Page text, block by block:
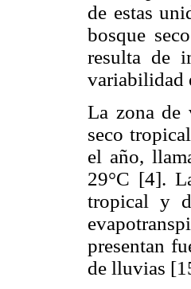
de estas
bosque
resulta de
variabilidad
La zona de
seco
el año,
29°C [4].
tropical y
presentan
de lluvias